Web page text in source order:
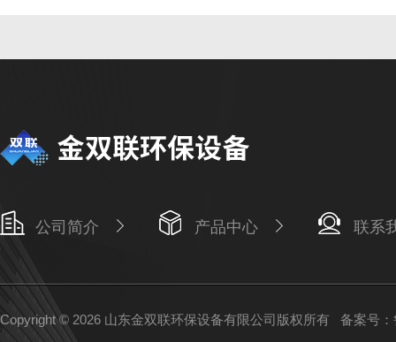
公司简介 产品中心 联系
Copyright © 2026 山东金双联环保设备有限公司版权所有 备案号